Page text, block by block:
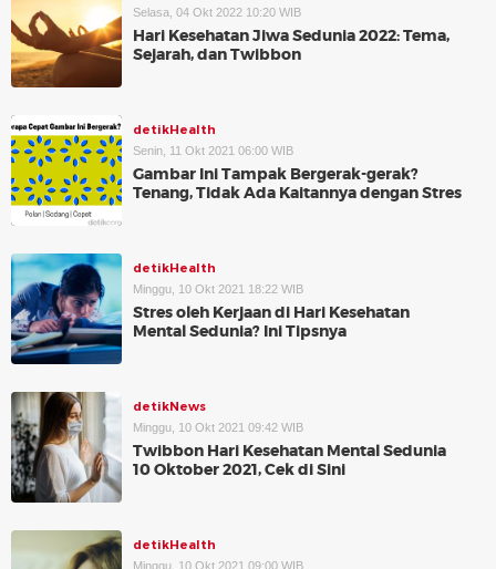
Selasa, 04 Okt 2022 10:20 WIB
Hari Kesehatan Jiwa Sedunia 2022: Tema,
Sejarah, dan Twibbon
detikHealth
Senin, 11 Okt 2021 06:00 WIB
Gambar Ini Tampak Bergerak-gerak?
Tenang, Tidak Ada Kaitannya dengan Stres
detikHealth
Minggu, 10 Okt 2021 18:22 WIB
Stres oleh Kerjaan di Hari Kesehatan
Mental Sedunia? Ini Tipsnya
detikNews
Minggu, 10 Okt 2021 09:42 WIB
Twibbon Hari Kesehatan Mental Sedunia
10 Oktober 2021, Cek di Sini
detikHealth
Minggu, 10 Okt 2021 09:00 WIB